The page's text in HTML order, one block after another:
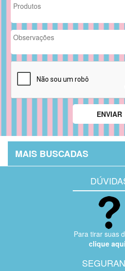
MAIS BUSCADAS
Para tirar suas
clique